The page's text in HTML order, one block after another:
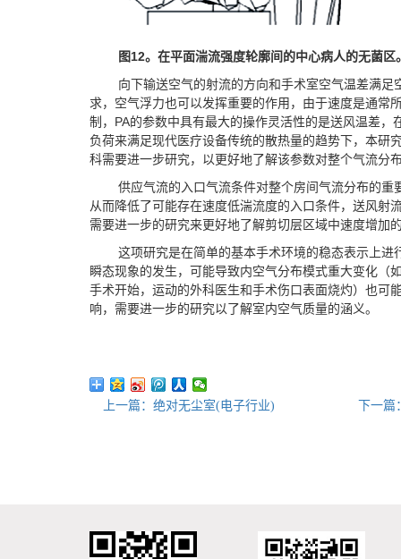
图12。在平面湍流强度轮廓间的中心病人的无菌区
向下输送空气的射流的方向和手术室空气温差满足
求，空气浮力也可以发挥重要的作用，由于速度是通常
制，PA的参数中具有最大的操作灵活性的是送风温差，
负荷来满足现代医疗设备传统的散热量的趋势下，本研
科需要进一步研究，以更好地了解该参数对整个气流分
供应气流的入口气流条件对整个房间气流分布的重
从而降低了可能存在速度低湍流度的入口条件，送风射
需要进一步的研究来更好地了解剪切层区域中速度增加
这项研究是在简单的基本手术环境的稳态表示上进
瞬态现象的发生，可能导致内空气分布模式重大变化（
手术开始，运动的外科医生和手术伤口表面烧灼）也可
响，需要进一步的研究以了解室内空气质量的涵义。
上一篇：绝对无尘室(电子行业) 下一篇